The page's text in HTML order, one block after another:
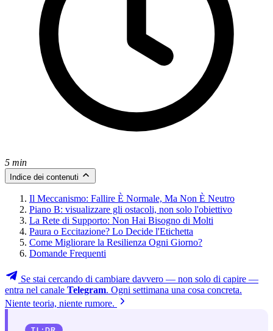
5 min
Indice dei contenuti
Il Meccanismo: Fallire È Normale, Ma Non È Neutro
Piano B: visualizzare gli ostacoli, non solo l'obiettivo
La Rete di Supporto: Non Hai Bisogno di Molti
Paura o Eccitazione? Lo Decide l'Etichetta
Come Migliorare la Resilienza Ogni Giorno?
Domande Frequenti
Se stai cercando di cambiare davvero — non solo di capire —
entra nel canale Telegram. Ogni settimana una cosa concreta.
Niente teoria, niente rumore.